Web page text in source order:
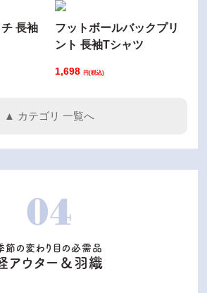
長袖
フットボールバックプリ
ント 長袖Tシャツ
1,698 円(税込)
▲ カテゴリ 一覧へ
04
節の変わり目の必需品
アウター＆羽織